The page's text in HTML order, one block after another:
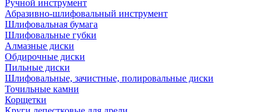
Ручной инструмент
Абразивно-шлифовальный инструмент
Шлифовальная бумага
Шлифовальные губки
Алмазные диски
Обдирочные диски
Пильные диски
Шлифовальные, зачистные, полировальные диски
Точильные камни
Корщетки